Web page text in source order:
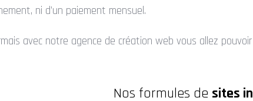
ni d’un paiement mensuel.
avec notre agence de création web vous allez
Nos formules de sites